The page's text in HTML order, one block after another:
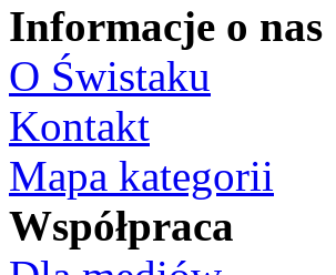
Informacje o nas
O Świstaku
Kontakt
Mapa kategorii
Współpraca